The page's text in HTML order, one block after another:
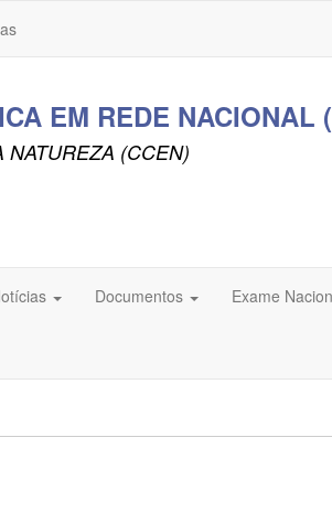
EM REDE NACIONAL
NATUREZA (CCEN)
Documentos Exame